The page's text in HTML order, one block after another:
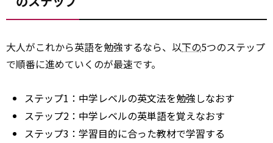
大人がこれから英語を勉強するなら、以下の5つのステップ
で順番に進めていくのが最速です。
ステップ1：中学レベルの英文法を勉強しなおす
ステップ2：中学レベルの英単語を覚えなおす
ステップ3：学習目的に合った教材で学習する